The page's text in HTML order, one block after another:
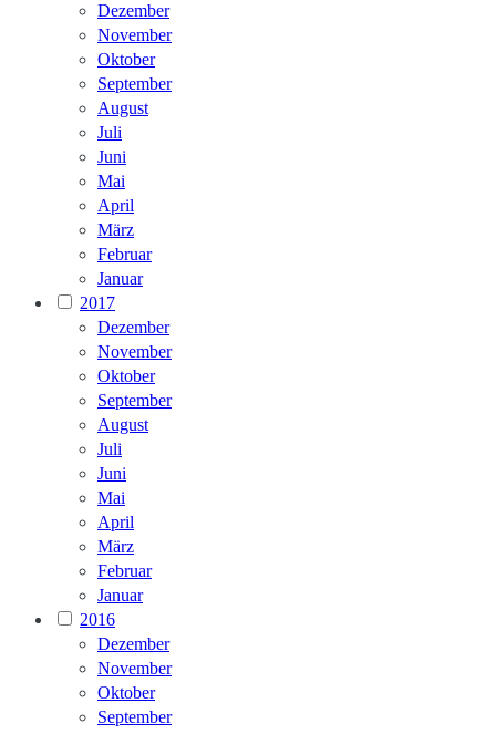
Dezember
November
Oktober
September
August
Juli
Juni
Mai
April
März
Februar
Januar
2017
Dezember
November
Oktober
September
August
Juli
Juni
Mai
April
März
Februar
Januar
2016
Dezember
November
Oktober
September